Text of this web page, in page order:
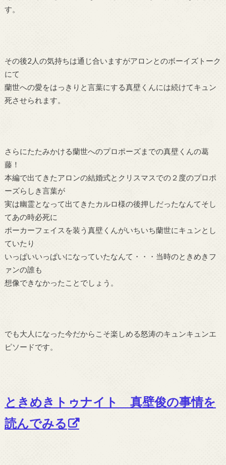
す。
その後2人の気持ちは通じ合いますがアロンとのボーイズトーク
にて
蘭世への愛をはっきりと言葉にする真壁くんには続けてキュン
死させられます。
さらにたたみかける蘭世へのプロポーズまでの真壁くんの葛
藤！
本編で出てきたアロンの結婚式とクリスマスでの２度のプロポ
ーズらしき言葉が
実は幽霊となって出てきたカルロ様の後押しだったなんてそし
てあの時必死に
ポーカーフェイスを装う真壁くんがいちいち蘭世にキュンとし
ていたり
いっぱいいっぱいになっていたなんて・・・当時のときめきフ
ァンの誰も
想像できなかったことでしょう。
でも大人になった今だからこそ楽しめる怒涛のキュンキュンエ
ピソードです。
ときめきトゥナイト 真壁俊の事情を
読んでみる